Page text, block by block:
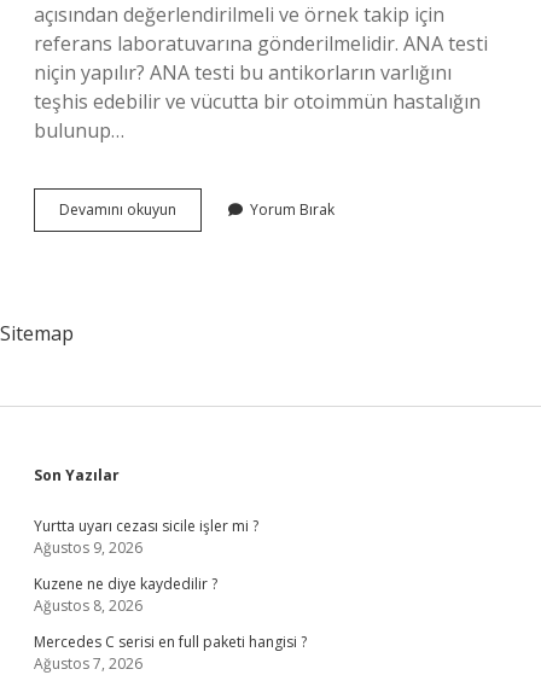
açısından değerlendirilmeli ve örnek takip için
referans laboratuvarına gönderilmelidir. ANA testi
niçin yapılır? ANA testi bu antikorların varlığını
teşhis edebilir ve vücutta bir otoimmün hastalığın
bulunup…
Devamını okuyun
Hangi
Yorum Bırak
Sitemap
Sidebar
Son Yazılar
Yurtta uyarı cezası sicile işler mi ?
Ağustos 9, 2026
Kuzene ne diye kaydedilir ?
Ağustos 8, 2026
Mercedes C serisi en full paketi hangisi ?
Ağustos 7, 2026